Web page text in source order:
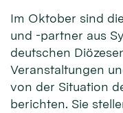
Im Oktober sind
und -partner aus
deutschen
Veranstaltungen
von der Situation
berichten. Sie